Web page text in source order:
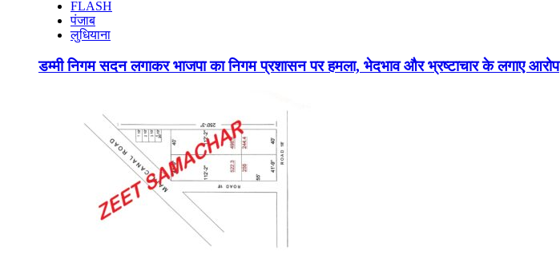
FLASH
पंजाब
लुधियाना
डम्मी निगम सदन लगाकर भाजपा का निगम प्रशासन पर हमला, भेदभाव और भ्रष्टाचार के लगाए आरोप